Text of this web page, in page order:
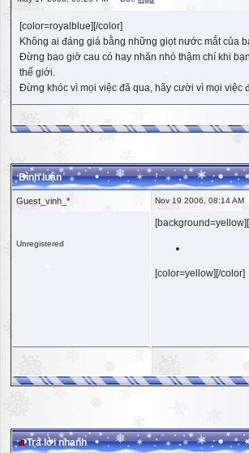
[color=royalblue][/color]
Không ai đáng giá bằng những giọt nước mắt của
Đừng bao giờ cau có hay nhăn nhó thậm chí khi
thế giới.
Đừng khóc vì mọi việc đã qua, hãy cười vì mọi việc
Bình luận
Guest_vinh_* Nov 19 2006, 08:14 AM
Unregistered
[color=yellow][/color]
Trả lời nhanh